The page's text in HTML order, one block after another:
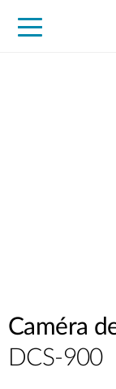
Caméra
DCS-900